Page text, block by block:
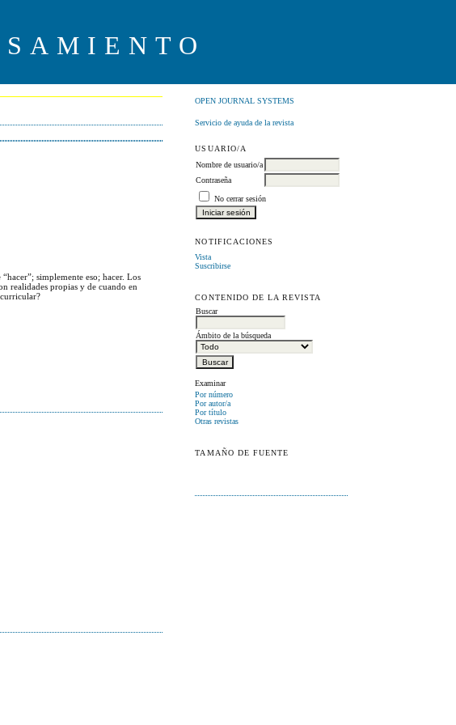
OPEN JOURNAL SYSTEMS
Servicio de ayuda de la revista
USUARIO/A
Nombre de usuario/a
Contraseña
No cerrar sesión
NOTIFICACIONES
Vista
Suscribirse
CONTENIDO DE LA REVISTA
Buscar
Ámbito de la búsqueda
Examinar
Por número
Por autor/a
Por título
Otras revistas
TAMAÑO DE FUENTE
simplemente eso; hacer. Los
realidades propias y de cuando en